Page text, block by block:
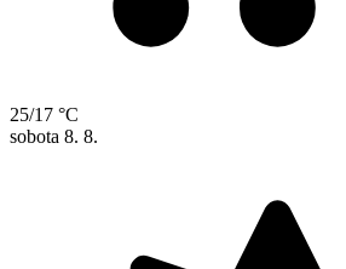
25/17 °C
sobota 8. 8.